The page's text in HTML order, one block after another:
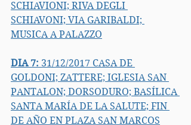
SCHIAVIONI; RIVA DEGLI
SCHIAVONI; VIA GARIBALDI;
MUSICA A PALAZZO
DIA 7: 31/12/2017 CASA DE
GOLDONI; ZATTERE; IGLESIA SAN
PANTALON; DORSODURO; BASÍLICA
SANTA MARÍA DE LA SALUTE; FIN
DE AÑO EN PLAZA SAN MARCOS